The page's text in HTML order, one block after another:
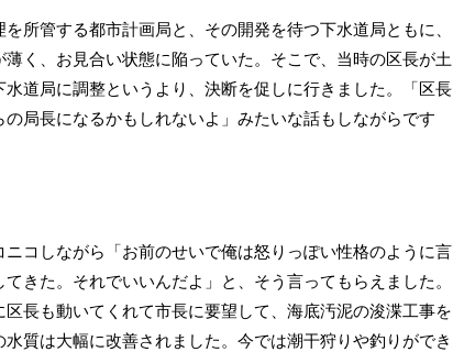
所管する都市計画局と、その開発を待つ下水道局ともに、
く、お見合い状態に陥っていた。そこで、当時の区長が土
道局に調整というより、決断を促しに行きました。「区長
局長になるかもしれないよ」みたいな話もしながらです
ニコしながら「お前のせいで俺は怒りっぽい性格のように言
きた。それでいいんだよ」と、そう言ってもらえました。
長も動いてくれて市長に要望して、海底汚泥の浚渫工事を
質は大幅に改善されました。今では潮干狩りや釣りができ